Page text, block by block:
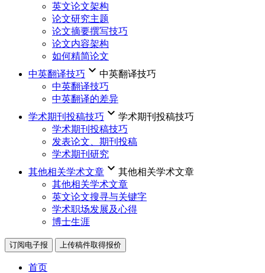
英文论文架构
论文研究主题
论文摘要撰写技巧
论文内容架构
如何精简论文
中英翻译技巧 keyboard_arrow_down 中英翻译技巧
中英翻译技巧
中英翻译的差异
学术期刊投稿技巧 keyboard_arrow_down 学术期刊投稿技巧
学术期刊投稿技巧
发表论文、期刊投稿
学术期刊研究
其他相关学术文章 keyboard_arrow_down 其他相关学术文章
其他相关学术文章
英文论文搜寻与关键字
学术职场发展及心得
博士生涯
订阅电子报 上传稿件取得报价
首页